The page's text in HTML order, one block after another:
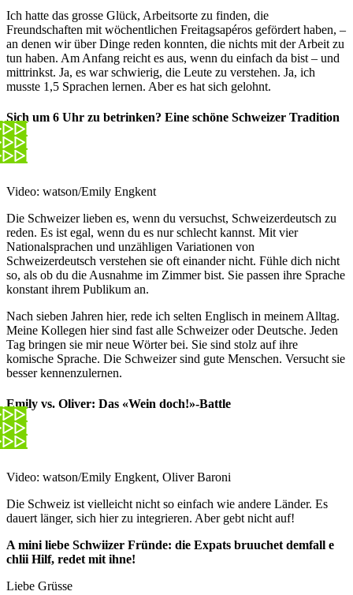
Ich hatte das grosse Glück, Arbeitsorte zu finden, die
Freundschaften mit wöchentlichen Freitagsapéros gefördert haben, –
an denen wir über Dinge reden konnten, die nichts mit der Arbeit zu
tun haben. Am Anfang reicht es aus, wenn du einfach da bist – und
mittrinkst. Ja, es war schwierig, die Leute zu verstehen. Ja, ich
musste 1,5 Sprachen lernen. Aber es hat sich gelohnt.
Sich um 6 Uhr zu betrinken? Eine schöne Schweizer Tradition
Video: watson/Emily Engkent
Die Schweizer lieben es, wenn du versuchst, Schweizerdeutsch zu
reden. Es ist egal, wenn du es nur schlecht kannst. Mit vier
Nationalsprachen und unzähligen Variationen von
Schweizerdeutsch verstehen sie oft einander nicht. Fühle dich nicht
so, als ob du die Ausnahme im Zimmer bist. Sie passen ihre Sprache
konstant ihrem Publikum an.
Nach sieben Jahren hier, rede ich selten Englisch in meinem Alltag.
Meine Kollegen hier sind fast alle Schweizer oder Deutsche. Jeden
Tag bringen sie mir neue Wörter bei. Sie sind stolz auf ihre
komische Sprache. Die Schweizer sind gute Menschen. Versucht sie
besser kennenzulernen.
Emily vs. Oliver: Das «Wein doch!»-Battle
Video: watson/Emily Engkent, Oliver Baroni
Die Schweiz ist vielleicht nicht so einfach wie andere Länder. Es
dauert länger, sich hier zu integrieren. Aber gebt nicht auf!
A mini liebe Schwiizer Fründe: die Expats bruuchet demfall e
chlii Hilf, redet mit ihne!
Liebe Grüsse